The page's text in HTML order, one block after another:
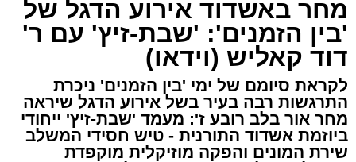
צילום: א' מיכאלי
לקראת יום הילולא קדישא של הרה"ק רבי אהרון
מבעלזא זצוק"ל, נשא האדמו"ר הגה"צ רבי דוד
חנניה פינטו שליט"א, נשיא ממלכת התורה "אורות
מחר באשדוד אירוע הדגל של
'בין הזמנים': 'שבת-זיץ' עם ר'
דוד קאליש (וידאו)
לקראת סיומם של ימי 'בין הזמנים' ניכרת
התרגשות רבה בעיר בשל אירוע הדגל שיראה
מחר אור בלב רובע ז': מעמד 'שבת-זיץ' ייחודי
ביוזמת אשדוד התורנית - טיש חסידי המשלב
שירת המונים והפקה מוזיקלית מוקפדת